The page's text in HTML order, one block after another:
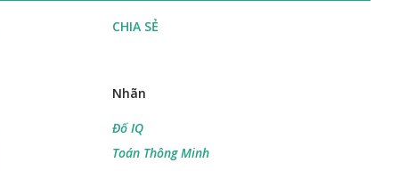
CHIA SẺ
Nhãn
Đố IQ
Toán Thông Minh